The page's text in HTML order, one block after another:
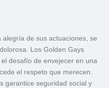
de sus actuaciones, se
Los Golden Gays
desafío de envejecer en una
el respeto que merecen.
garantice seguridad social y